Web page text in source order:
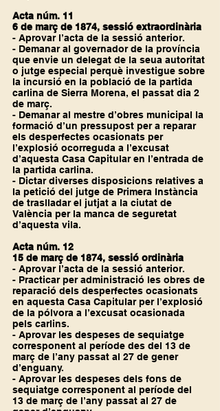
Acta núm. 11
6 de març de 1874, sessió extraordinària
- Aprovar l’acta de la sessió anterior.
- Demanar al governador de la província
que envie un delegat de la seua autoritat
o jutge especial perquè investigue sobre
la incursió en la població de la partida
carlina de Sierra Morena, el passat dia 2
de març.
- Demanar al mestre d’obres municipal la
formació d’un pressupost per a reparar
els desperfectes ocasionats per
l’explosió ocorreguda a l’excusat
d’aquesta Casa Capitular en l’entrada de
la partida carlina.
- Dictar diverses disposicions relatives a
la petició del jutge de Primera Instància
de traslladar el jutjat a la ciutat de
València per la manca de seguretat
d’aquesta vila.
Acta núm. 12
15 de març de 1874, sessió ordinària
- Aprovar l’acta de la sessió anterior.
- Practicar per administració les obres de
reparació dels desperfectes ocasionats
en aquesta Casa Capitular per l’explosió
de la pólvora a l’excusat ocasionada
pels carlins.
- Aprovar les despeses de sequiatge
corresponent al període des del 13 de
març de l’any passat al 27 de gener
d’enguany.
- Aprovar les despeses dels fons de
sequiatge corresponent al període del
13 de març de l’any passat al 27 de